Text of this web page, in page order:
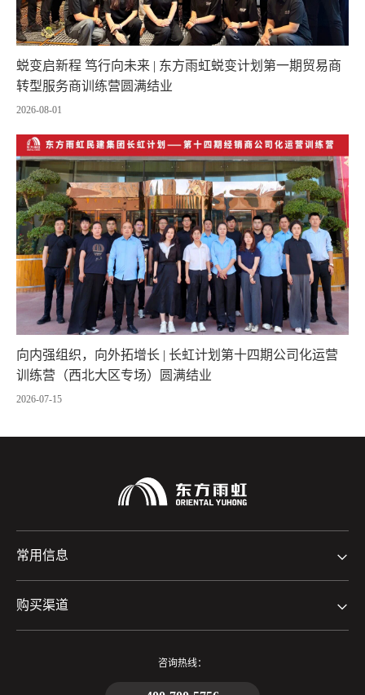
蜕变启新程 笃行向未来 | 东方雨虹蜕变计划第一期贸易商
转型服务商训练营圆满结业
2026-08-01
向内强组织，向外拓增长 | 长虹计划第十四期公司化运营
训练营（西北大区专场）圆满结业
2026-07-15
常用信息
购买渠道
咨询热线：